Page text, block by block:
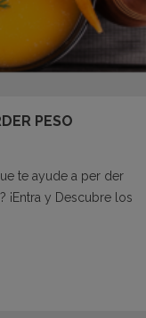
PESO
te ayude a per der
¡Entra y Descubre los